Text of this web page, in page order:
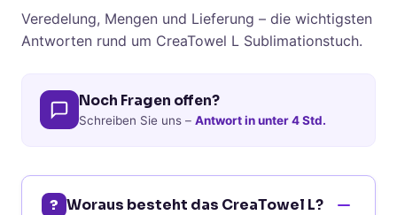
Veredelung, Mengen und Lieferung – die wichtigsten
Antworten rund um CreaTowel L Sublimationstuch.
Noch Fragen offen?
Schreiben Sie uns – Antwort in unter 4 Std.
? Woraus besteht das CreaTowel L?